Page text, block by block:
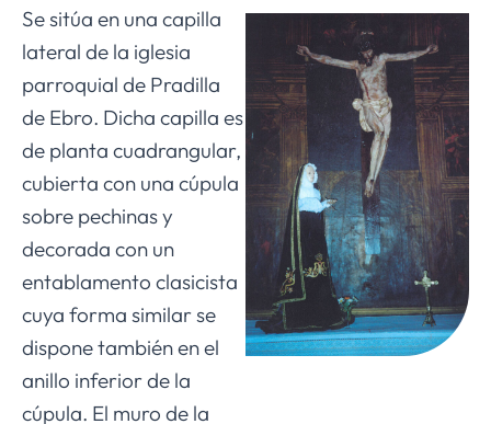
Se sitúa en una capilla
lateral de la iglesia
parroquial de Pradilla
de Ebro. Dicha capilla es
de planta cuadrangular,
cubierta con una cúpula
sobre pechinas y
decorada con un
entablamento clasicista
cuya forma similar se
dispone también en el
anillo inferior de la
cúpula. El muro de la